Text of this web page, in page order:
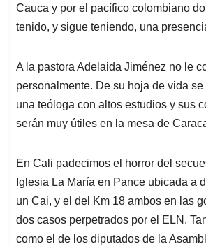
Cauca y por el pacífico colombiano
tenido, y sigue teniendo, una
A la pastora Adelaida Jiménez no le
personalmente. De su hoja de vida
una teóloga con altos estudios y sus
serán muy útiles en la mesa de
En Cali padecimos el horror del
Iglesia La María en Pance ubicada a
un Cai, y el del Km 18 ambos en las
dos casos perpetrados por el ELN.
como el de los diputados de la